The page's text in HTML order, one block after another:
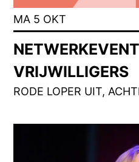
MA 5 OKT
VRIJWILLIGERS
RODE LOPER UIT,